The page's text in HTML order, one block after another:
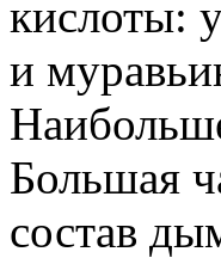
кислоты:
и
Большая
состав